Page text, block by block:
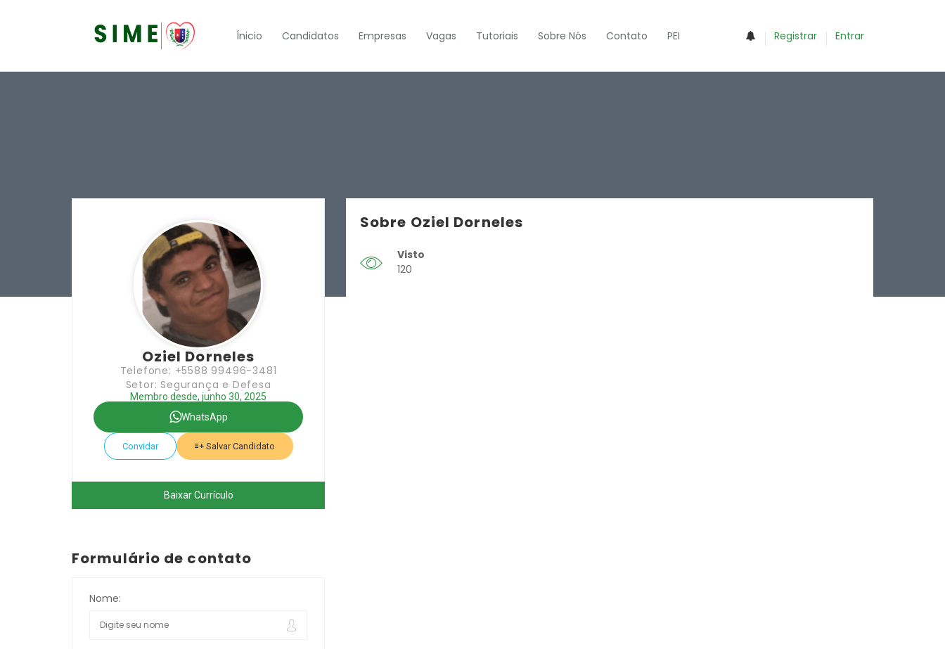
Ínicio Candidatos Empresas Vagas Tutoriais Sobre Nós Contato PEI Registrar Entrar
Oziel Dorneles
Telefone: +5588 99496-3481
Setor: Segurança e Defesa
Membro desde, junho 30, 2025
WhatsApp
Convidar Salvar Candidato
Baixar Currículo
Formulário de contato
Nome:
Sobre Oziel Dorneles
Visto
120